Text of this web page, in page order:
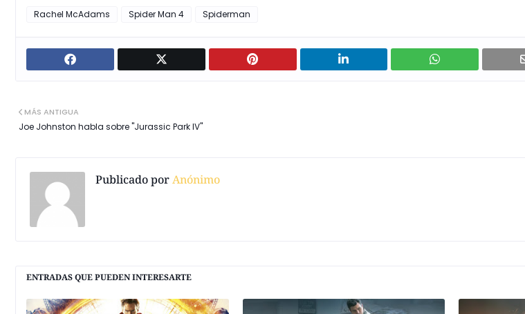
Rachel McAdams Spider Man 4 Spiderman
MÁS ANTIGUA
Joe Johnston habla sobre "Jurassic Park IV"
Publicado porAnónimo
ENTRADAS QUE PUEDEN INTERESARTE